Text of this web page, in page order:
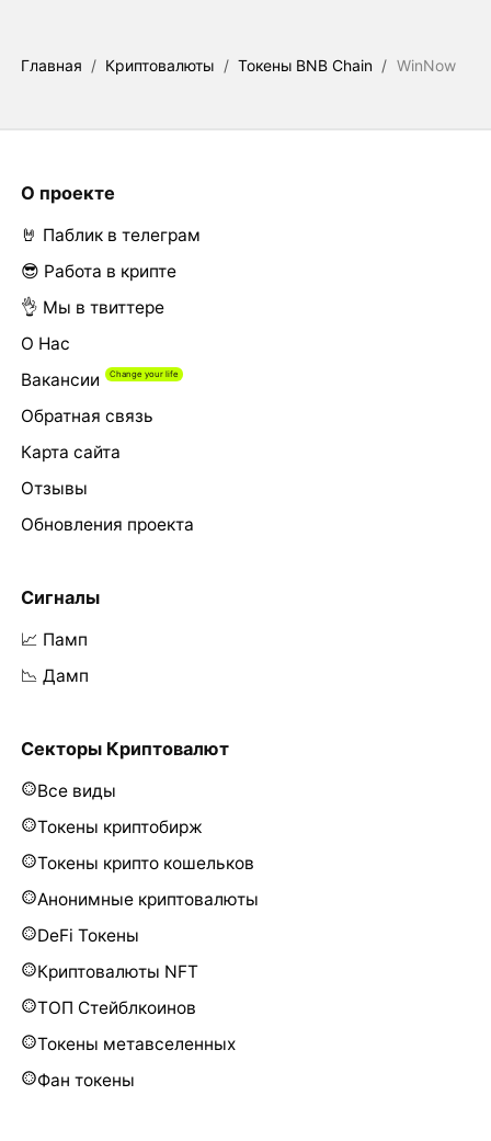
Главная / Криптовалюты / Токены BNB Chain / WinNow
О проекте
🤘 Паблик в телеграм
😎 Работа в крипте
👌 Мы в твиттере
О Нас
Вакансии
Обратная связь
Карта сайта
Отзывы
Обновления проекта
Сигналы
📈 Памп
📉 Дамп
Секторы Криптовалют
Все виды
Токены криптобирж
Токены крипто кошельков
Анонимные криптовалюты
DeFi Токены
Криптовалюты NFT
ТОП Стейблкоинов
Токены метавселенных
Фан токены